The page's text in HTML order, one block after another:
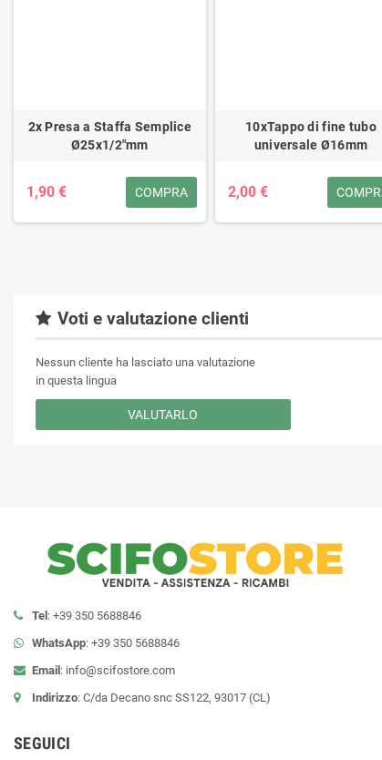
2x Presa a Staffa Semplice
Ø25x1/2"mm
1,90 € COMPRA
10xTappo di fine tubo
universale Ø16mm
2,00 €
Voti e valutazione clienti
Nessun cliente ha lasciato una valutazione
in questa lingua
VALUTARLO
Tel: +39 350 5688846
WhatsApp: +39 350 5688846
Email: info@scifostore.com
Indirizzo: C/da Decano snc SS122, 93017 (CL)
SEGUICI